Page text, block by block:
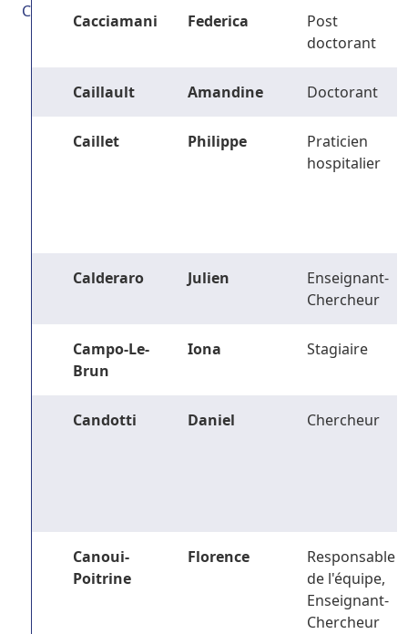
C Cacciamani Federica
Post
doctorant
Caillault Amandine Doctorant
Caillet Philippe
Praticien
hospitalier
Calderaro Julien
Enseignant-
Chercheur
Campo-Le-
Brun
Iona Stagiaire
Candotti Daniel Chercheur
Canoui-
Poitrine
Florence
Responsable
de l'équipe,
Enseignant-
Chercheur